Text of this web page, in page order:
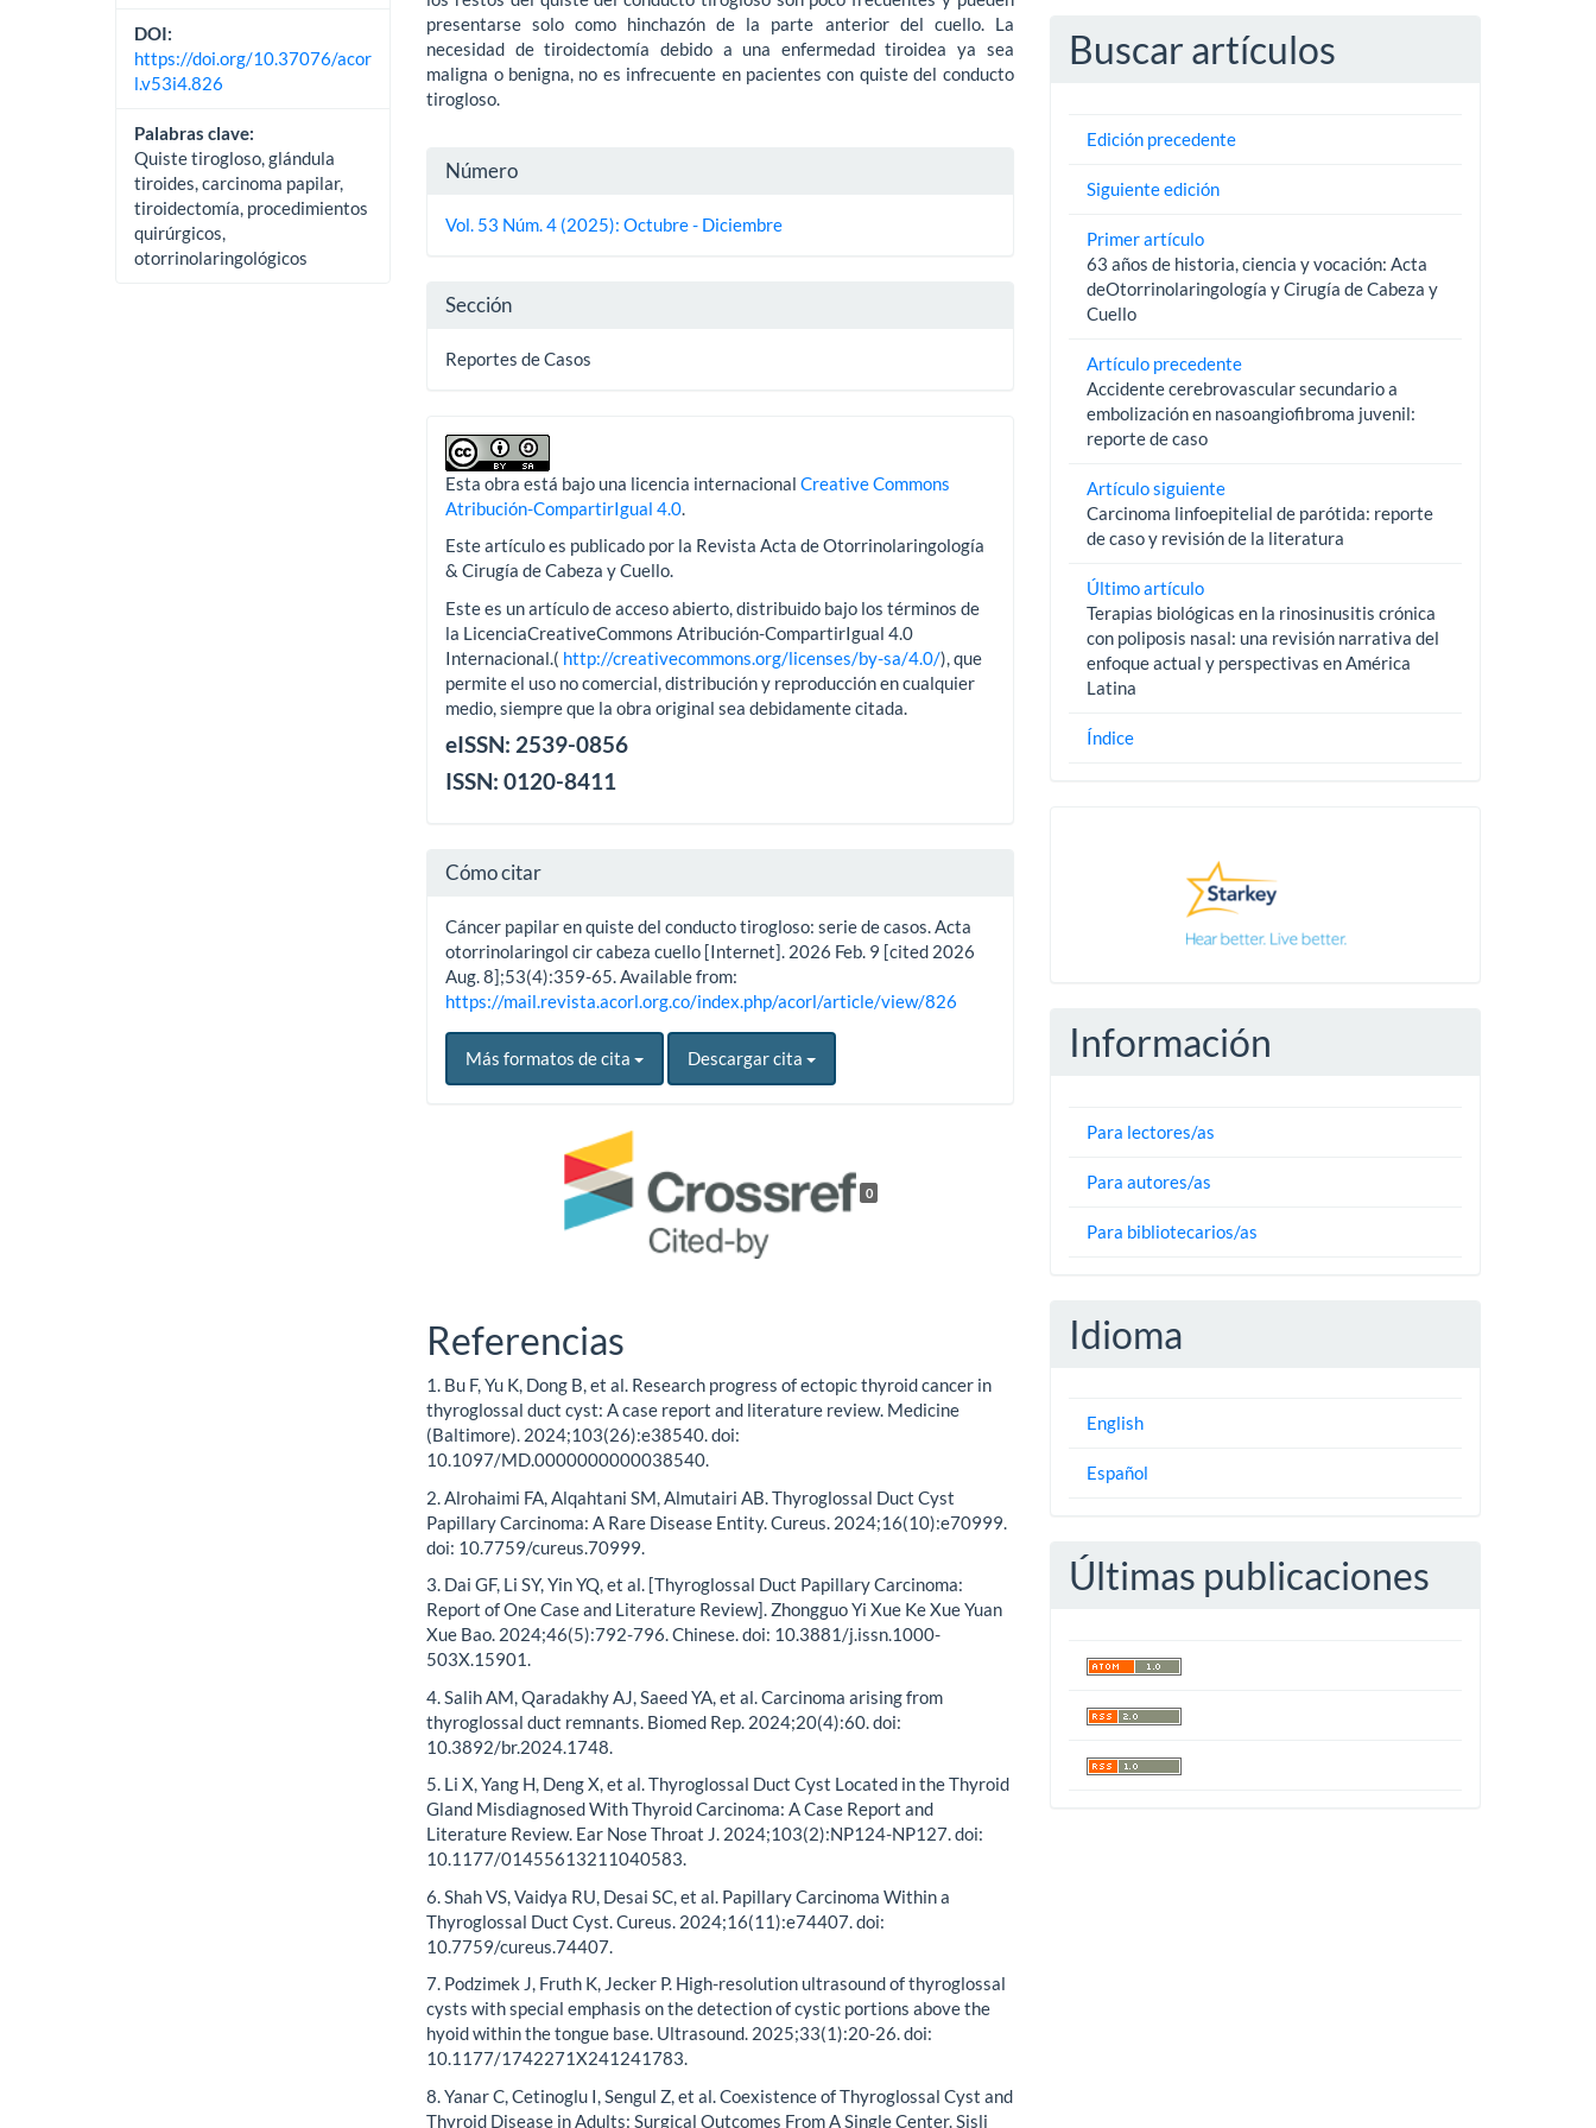
DOI:
https://doi.org/10.37076/acor
l.v53i4.826
Palabras clave:
Quiste tirogloso, glándula
tiroides, carcinoma papilar,
tiroidectomía, procedimientos
quirúrgicos,
otorrinolaringológicos
presentarse solo como hinchazón de la parte anterior del cuello. La
necesidad de tiroidectomía debido a una enfermedad tiroidea ya sea
maligna o benigna, no es infrecuente en pacientes con quiste del conducto
tirogloso.
Detalles
del
Número
Vol. 53 Núm. 4 (2025): Octubre - Diciembre
Sección
Reportes de Casos
Esta obra está bajo una licencia internacionalCreative Commons
Atribución-CompartirIgual 4.0
Este artículo es publicado por la Revista Acta de Otorrinolaringología
& Cirugía de Cabeza y Cuello.
Este es un artículo de acceso abierto, distribuido bajo los términos de
la LicenciaCreativeCommons Atribución-CompartirIgual 4.0
Internacional.( http://creativecommons.org/licenses/by-sa/4.0/), que
permite el uso no comercial, distribución y reproducción en cualquier
medio, siempre que la obra original sea debidamente citada.
eISSN: 2539-0856
ISSN: 0120-8411
Cómo citar
Cáncer papilar en quiste del conducto tirogloso: serie de casos. Acta
otorrinolaringol cir cabeza cuello [Internet]. 2026 Feb. 9 [cited 2026
Aug. 8];53(4):359-65. Available from:
https://mail.revista.acorl.org.co/index.php/acorl/article/view/826
Más formatos de cita Descargar cita
0
Referencias
1. Bu F, Yu K, Dong B, et al. Research progress of ectopic thyroid cancer in
thyroglossal duct cyst: A case report and literature review. Medicine
(Baltimore). 2024;103(26):e38540. doi:
10.1097/MD.0000000000038540.
2. Alrohaimi FA, Alqahtani SM, Almutairi AB. Thyroglossal Duct Cyst
Papillary Carcinoma: A Rare Disease Entity. Cureus. 2024;16(10):e70999.
doi: 10.7759/cureus.70999.
3. Dai GF, Li SY, Yin YQ, et al. [Thyroglossal Duct Papillary Carcinoma:
Report of One Case and Literature Review]. Zhongguo Yi Xue Ke Xue Yuan
Xue Bao. 2024;46(5):792-796. Chinese. doi: 10.3881/j.issn.1000-
503X.15901.
4. Salih AM, Qaradakhy AJ, Saeed YA, et al. Carcinoma arising from
thyroglossal duct remnants. Biomed Rep. 2024;20(4):60. doi:
10.3892/br.2024.1748.
5. Li X, Yang H, Deng X, et al. Thyroglossal Duct Cyst Located in the Thyroid
Gland Misdiagnosed With Thyroid Carcinoma: A Case Report and
Literature Review. Ear Nose Throat J. 2024;103(2):NP124-NP127. doi:
10.1177/01455613211040583.
6. Shah VS, Vaidya RU, Desai SC, et al. Papillary Carcinoma Within a
Thyroglossal Duct Cyst. Cureus. 2024;16(11):e74407. doi:
10.7759/cureus.74407.
7. Podzimek J, Fruth K, Jecker P. High-resolution ultrasound of thyroglossal
cysts with special emphasis on the detection of cystic portions above the
hyoid within the tongue base. Ultrasound. 2025;33(1):20-26. doi:
10.1177/1742271X241241783.
8. Yanar C, Cetinoglu I, Sengul Z, et al. Coexistence of Thyroglossal Cyst and
Thyroid Disease in Adults: Surgical Outcomes From A Single Center. Sisli
Buscar artículos
Edición precedente
Siguiente edición
Primer artículo
63 años de historia, ciencia y vocación: Acta
deOtorrinolaringología y Cirugía de Cabeza y
Cuello
Artículo precedente
Accidente cerebrovascular secundario a
embolización en nasoangiofibroma juvenil:
reporte de caso
Artículo siguiente
Carcinoma linfoepitelial de parótida: reporte
de caso y revisión de la literatura
Último artículo
Terapias biológicas en la rinosinusitis crónica
con poliposis nasal: una revisión narrativa del
enfoque actual y perspectivas en América
Latina
Índice
Información
Para lectores/as
Para autores/as
Para bibliotecarios/as
Idioma
English
Español
Últimas publicaciones